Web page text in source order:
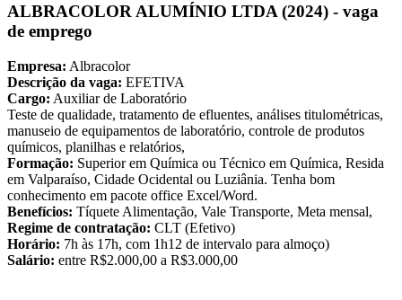
ALBRACOLOR ALUMÍNIO LTDA (2024) - vaga
de emprego
Empresa: Albracolor
Descrição da vaga: EFETIVA
Cargo: Auxiliar de Laboratório
Teste de qualidade, tratamento de efluentes, análises titulométricas,
manuseio de equipamentos de laboratório, controle de produtos
químicos, planilhas e relatórios,
Formação: Superior em Química ou Técnico em Química, Resida
em Valparaíso, Cidade Ocidental ou Luziânia. Tenha bom
conhecimento em pacote office Excel/Word.
Benefícios: Tíquete Alimentação, Vale Transporte, Meta mensal,
Regime de contratação: CLT (Efetivo)
Horário: 7h às 17h, com 1h12 de intervalo para almoço)
Salário: entre R$2.000,00 a R$3.000,00